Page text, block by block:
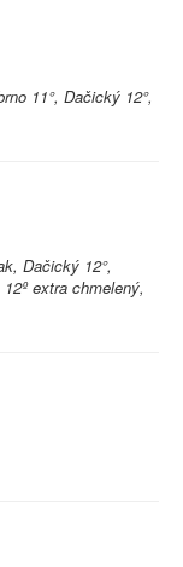
11°, Dačický 12°,
Dačický 12°,
extra chmelený,